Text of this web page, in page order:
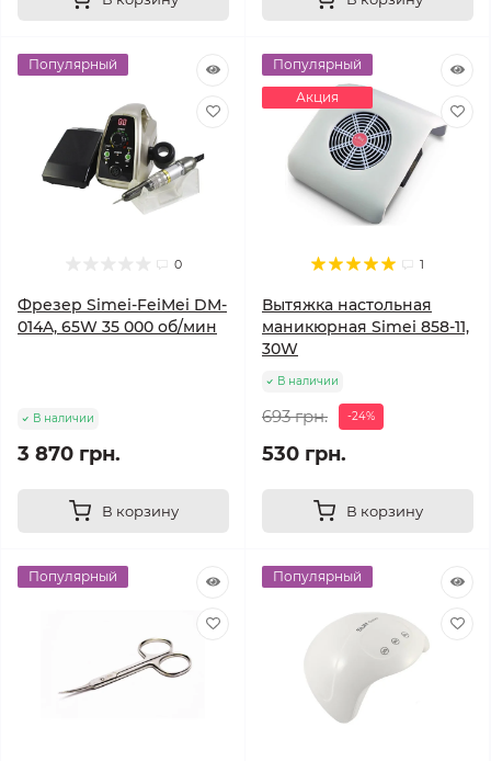
Популярный
0
Фрезер Simei-FeiMei DM-
014A, 65W 35 000 об/мин
В наличии
3 870 грн.
В корзину
Популярный
Акция
1
Вытяжка настольная
маникюрная Simei 858-11,
30W
В наличии
693 грн. -24%
530 грн.
В корзину
Популярный Популярный